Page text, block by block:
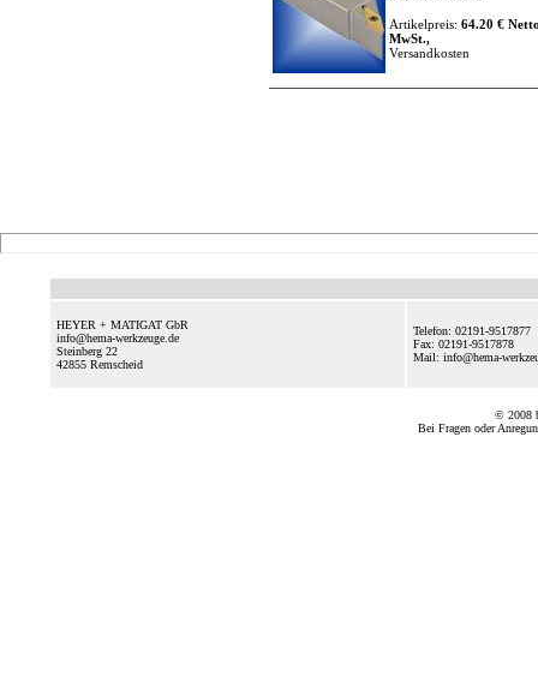
Artikelpreis: 64.20 €
MwSt.,
Versandkosten
HEYER + MATIGAT GbR
info@hema-werkzeuge.de
Steinberg 22
42855 Remscheid
Telefon: 02191-9517877
Fax: 02191-9517878
Mail: info@hema-
© 2008
Bei Fragen oder